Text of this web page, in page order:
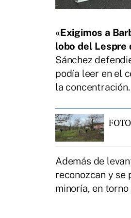
«Exigimos a
lobo del Lespre
Sánchez
podía leer en el
la concentración.
Además de
reconozcan y se
minoría, en